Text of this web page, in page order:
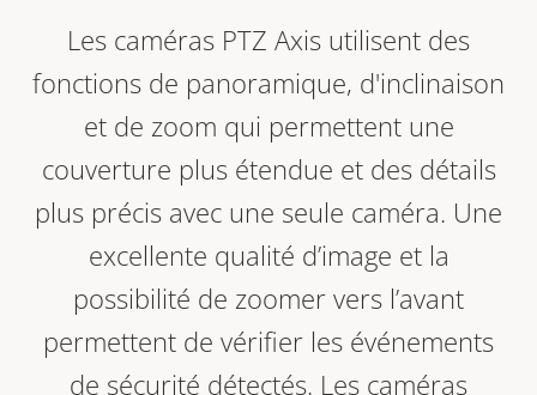
Les caméras PTZ Axis utilisent des
fonctions de panoramique, d'inclinaison
et de zoom qui permettent une
couverture plus étendue et des détails
plus précis avec une seule caméra. Une
excellente qualité d’image et la
possibilité de zoomer vers l’avant
permettent de vérifier les événements
de sécurité détectés. Les caméras